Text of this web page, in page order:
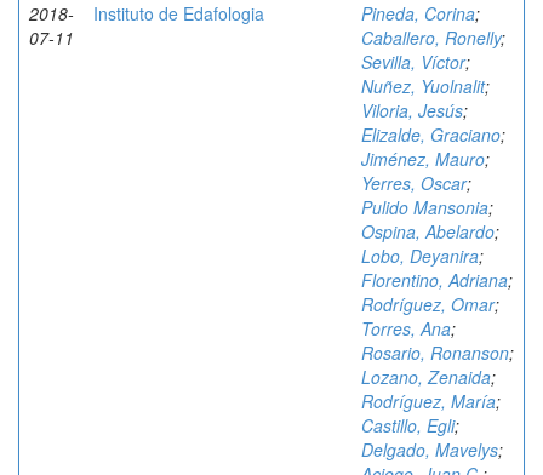
2018-
07-11
Instituto de Edafologia Pineda, Corina;
Caballero, Ronelly;
Sevilla, Víctor;
Nuñez, Yuolnalit;
Viloria, Jesús;
Elizalde, Graciano;
Jiménez, Mauro;
Yerres, Oscar;
Pulido Mansonia;
Ospina, Abelardo;
Lobo, Deyanira;
Florentino, Adriana;
Rodríguez, Omar;
Torres, Ana;
Rosario, Ronanson;
Lozano, Zenaida;
Rodríguez, María;
Castillo, Egli;
Delgado, Mavelys;